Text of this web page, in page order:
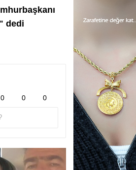
dedi
0 0 0